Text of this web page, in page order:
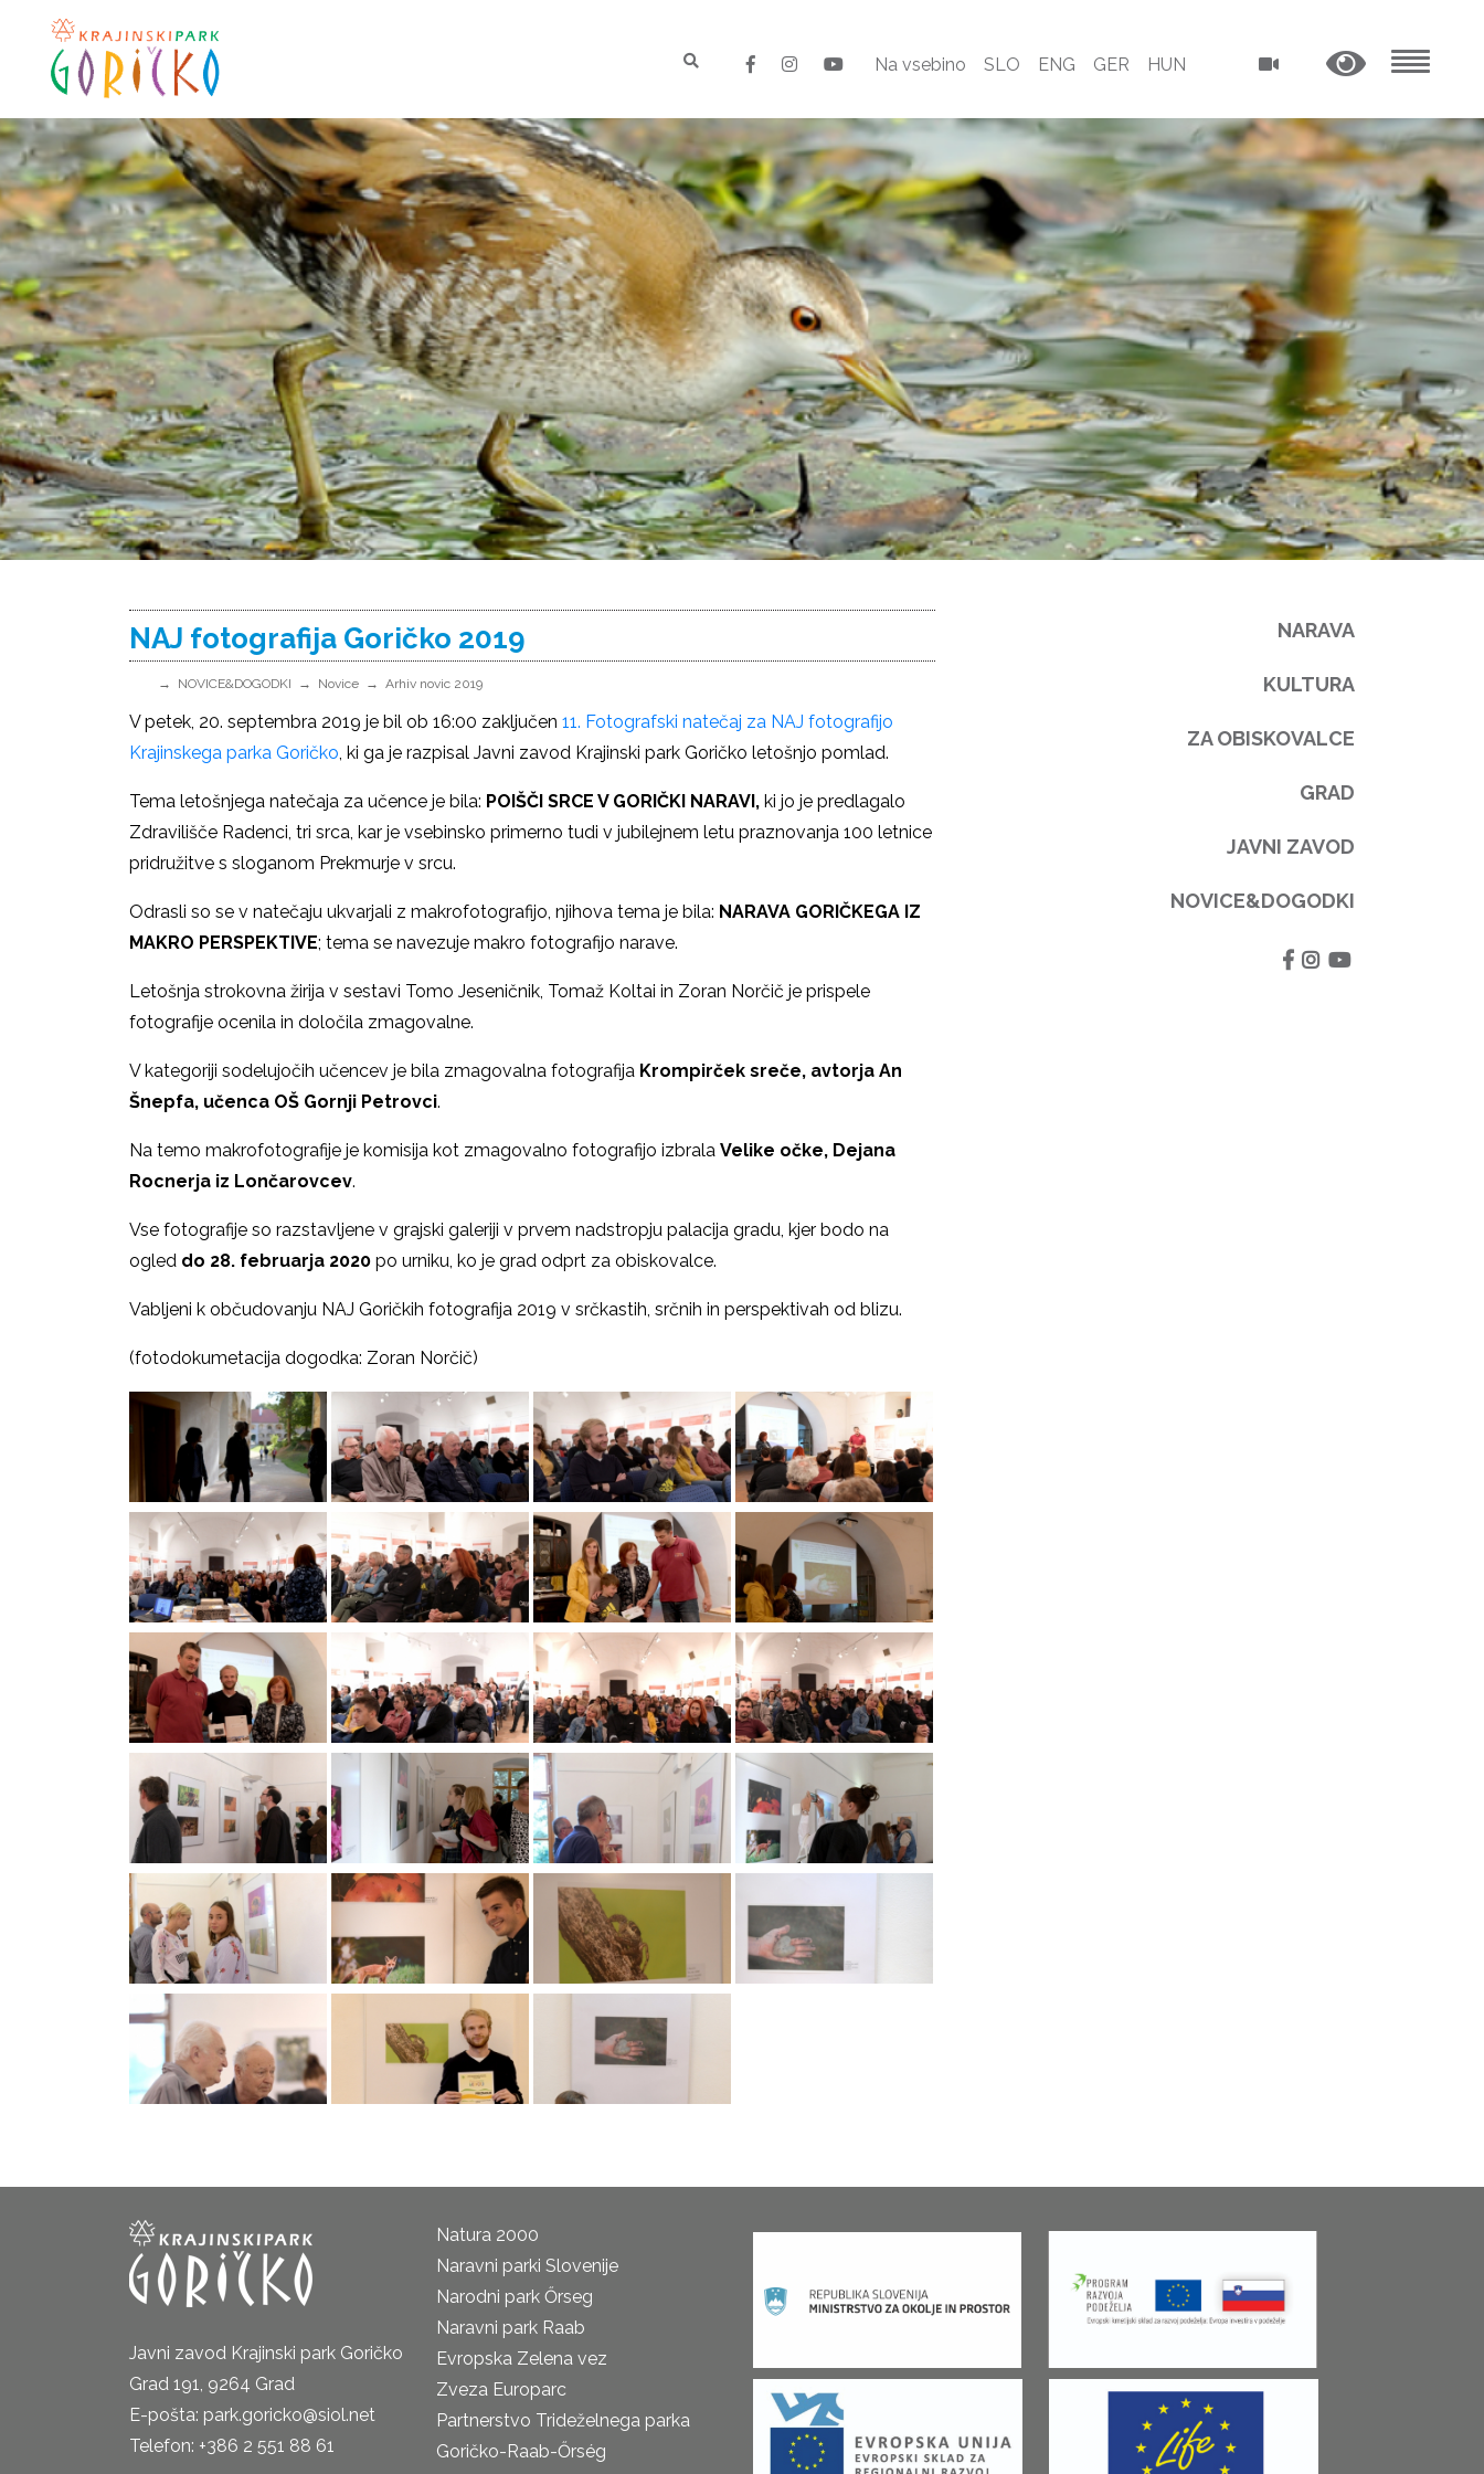
Na vsebino SLO ENG GER HUN
NAJ fotografija Goričko 2019
NOVICE&DOGODKI Novice Arhiv novic 2019
V petek, 20. septembra 2019 je bil ob 16:00 zaključen 11. Fotografski natečaj za NAJ fotografijo
Krajinskega parka Goričko, ki ga je razpisal Javni zavod Krajinski park Goričko letošnjo pomlad.
Tema letošnjega natečaja za učence je bila: POIŠČI SRCE V GORIČKI NARAVI, ki jo je predlagalo
Zdravilišče Radenci, tri srca, kar je vsebinsko primerno tudi v jubilejnem letu praznovanja 100 letnice
pridružitve s sloganom Prekmurje v srcu.
Odrasli so se v natečaju ukvarjali z makrofotografijo, njihova tema je bila: NARAVA GORIČKEGA IZ
MAKRO PERSPEKTIVE; tema se navezuje makro fotografijo narave.
Letošnja strokovna žirija v sestavi Tomo Jeseničnik, Tomaž Koltai in Zoran Norčič je prispele
fotografije ocenila in določila zmagovalne.
V kategoriji sodelujočih učencev je bila zmagovalna fotografija Krompirček sreče, avtorja An
Šnepfa, učenca OŠ Gornji Petrovci.
Na temo makrofotografije je komisija kot zmagovalno fotografijo izbrala Velike očke, Dejana
Rocnerja iz Lončarovcev.
Vse fotografije so razstavljene v grajski galeriji v prvem nadstropju palacija gradu, kjer bodo na
ogled do 28. februarja 2020 po urniku, ko je grad odprt za obiskovalce.
Vabljeni k občudovanju NAJ Goričkih fotografija 2019 v srčkastih, srčnih in perspektivah od blizu.
(fotodokumetacija dogodka: Zoran Norčič)
NARAVA
KULTURA
ZA OBISKOVALCE
GRAD
JAVNI ZAVOD
NOVICE&DOGODKI
Javni zavod Krajinski park Goričko
Grad 191, 9264 Grad
E-pošta: park.goricko@siol.net
Telefon: +386 2 551 88 61
Natura 2000
Naravni parki Slovenije
Narodni park Őrseg
Naravni park Raab
Evropska Zelena vez
Zveza Europarc
Partnerstvo Trideželnega parka
Goričko-Raab-Őrség